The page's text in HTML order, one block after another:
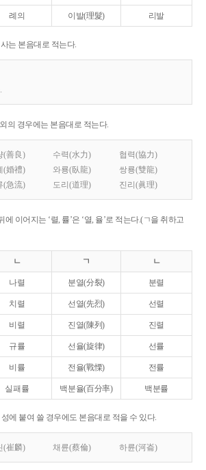
례의 이발(理髮) 리발
는 본음대로 적는다.
의 경우에는 본음대로 적는다.
(善良) 수력(水力)
협력(協力)
(婚禮) 와룡(臥龍)
쌍룡(雙龍)
(急流) 도리(道理) 진리(眞理)
에 이어지는 ‘렬, 률’은 ‘열, 율’로 적는다.(ㄱ을 취하고
ㄴ ㄱ ㄴ
나렬 분열(分裂) 분렬
치렬 선열(先烈) 선렬
비렬 진열(陳列) 진렬
규률 선율(旋律) 선률
비률 전율(戰慄) 전률
실패률 백분율(百分率) 백분률
에 붙여 쓸 경우에도 본음대로 적을 수 있다.
(崔麟) 채륜(蔡倫) 하륜(河崙)